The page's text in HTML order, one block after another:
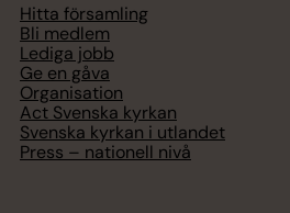
Hitta församling
Bli medlem
Lediga jobb
Ge en gåva
Organisation
Act Svenska kyrkan
Svenska kyrkan i utlandet
Press – nationell nivå